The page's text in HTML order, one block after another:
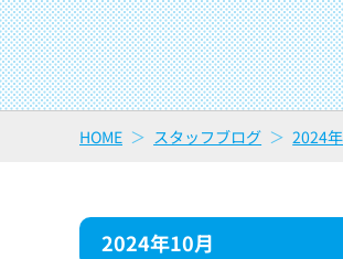
HOME スタッフブログ 2024年
2024年10月